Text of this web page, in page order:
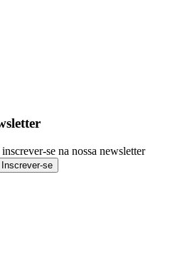
se na nossa newsletter
Inscrever-se